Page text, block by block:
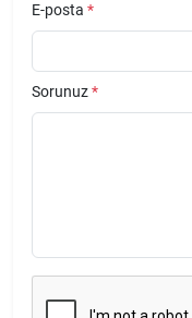
E-posta *
Sorunuz*